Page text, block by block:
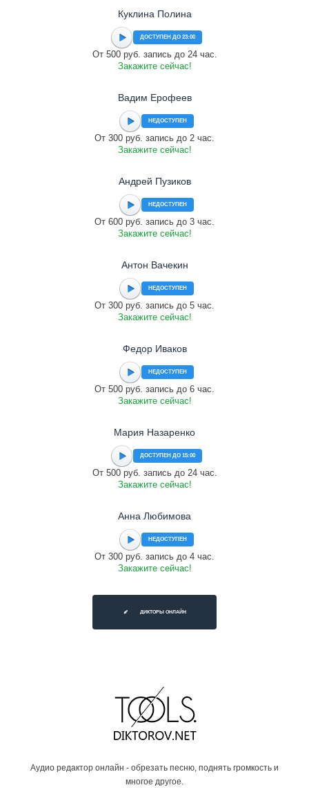
Куклина Полина
ДОСТУПЕН ДО 23:00
От 500 руб. запись до 24 час.
Закажите сейчас!
Вадим Ерофеев
НЕДОСТУПЕН
От 300 руб. запись до 2 час.
Закажите сейчас!
Андрей Пузиков
НЕДОСТУПЕН
От 600 руб. запись до 3 час.
Закажите сейчас!
Антон Вачекин
НЕДОСТУПЕН
От 300 руб. запись до 5 час.
Закажите сейчас!
Федор Иваков
НЕДОСТУПЕН
От 500 руб. запись до 6 час.
Закажите сейчас!
Мария Назаренко
ДОСТУПЕН ДО 15:00
От 500 руб. запись до 24 час.
Закажите сейчас!
Анна Любимова
НЕДОСТУПЕН
От 300 руб. запись до 4 час.
Закажите сейчас!
ДИКТОРЫ ОНЛАЙН
Аудио редактор онлайн - обрезать песню, поднять громкость и
многое другое.